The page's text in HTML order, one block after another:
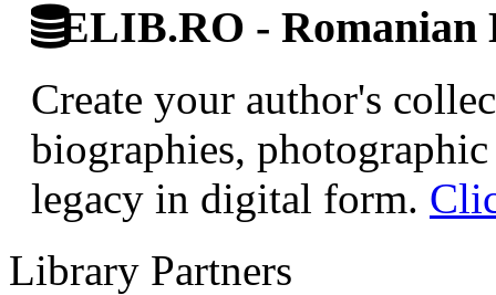
ELIB.RO -
Create your author's
biographies,
legacy in digital form.
Library Partners